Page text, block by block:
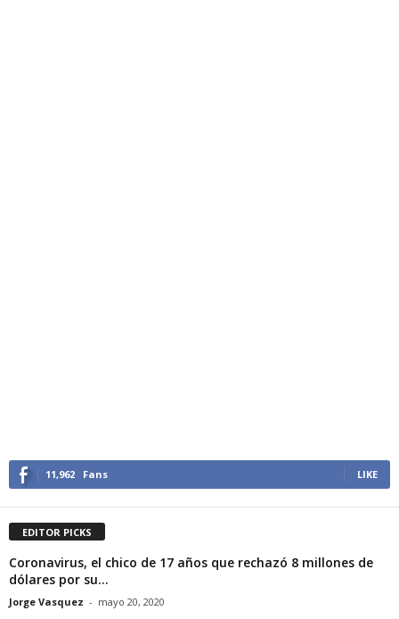
11,962 Fans LIKE
EDITOR PICKS
Coronavirus, el chico de 17 años que rechazó 8 millones de
dólares por su...
Jorge Vasquez - mayo 20, 2020